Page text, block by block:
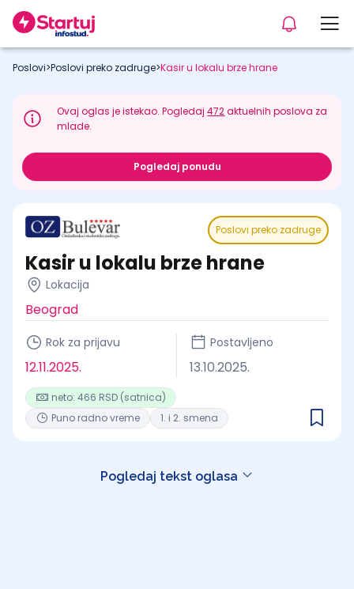
Poslovi>Poslovi preko zadruge>Kasir u lokalu brze hrane
Ovaj oglas je istekao. Pogledaj472aktuelnih poslova za
mlade.
Pogledaj ponudu
Poslovi preko zadruge
Kasir u lokalu brze hrane
Lokacija
Beograd
Rok za prijavu
12.11.2025.
Postavljeno
13.10.2025.
neto: 466 RSD (satnica)
Puno radno vreme
1. i 2. smena
Pogledaj tekst oglasa